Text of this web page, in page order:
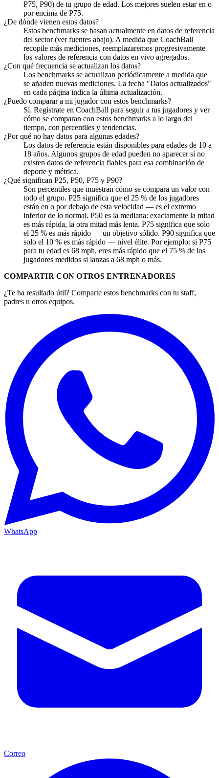
P75, P90) de tu grupo de edad. Los mejores suelen estar en o
por encima de P75.
¿De dónde vienen estos datos?
Estos benchmarks se basan actualmente en datos de referencia
del sector (ver fuentes abajo). A medida que CoachBall
recopile más mediciones, reemplazaremos progresivamente
los valores de referencia con datos en vivo agregados.
¿Con qué frecuencia se actualizan los datos?
Los benchmarks se actualizan periódicamente a medida que
se añaden nuevas mediciones. La fecha "Datos actualizados"
en cada página indica la última actualización.
¿Puedo comparar a mi jugador con estos benchmarks?
Sí. Regístrate en CoachBall para seguir a tus jugadores y ver
cómo se comparan con estos benchmarks a lo largo del
tiempo, con percentiles y tendencias.
¿Por qué no hay datos para algunas edades?
Los datos de referencia están disponibles para edades de 10 a
18 años. Algunos grupos de edad pueden no aparecer si no
existen datos de referencia fiables para esa combinación de
deporte y métrica.
¿Qué significan P25, P50, P75 y P90?
Son percentiles que muestran cómo se compara un valor con
todo el grupo. P25 significa que el 25 % de los jugadores
están en o por debajo de esta velocidad — es el extremo
inferior de lo normal. P50 es la mediana: exactamente la mitad
es más rápida, la otra mitad más lenta. P75 significa que solo
el 25 % es más rápido — un objetivo sólido. P90 significa que
solo el 10 % es más rápido — nivel élite. Por ejemplo: si P75
para tu edad es 68 mph, eres más rápido que el 75 % de los
jugadores medidos si lanzas a 68 mph o más.
COMPARTIR CON OTROS ENTRENADORES
¿Te ha resultado útil? Comparte estos benchmarks con tu staff,
padres u otros equipos.
WhatsApp
Correo